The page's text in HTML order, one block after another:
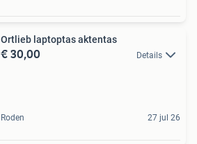
Ortlieb laptoptas aktentas
€ 30,00 Details
Roden 27 jul 26